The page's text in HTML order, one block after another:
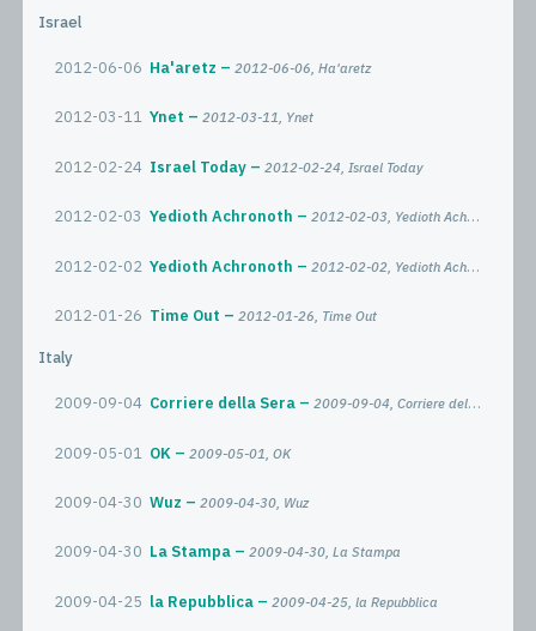
Israel
2012-06-06 Ha'aretz 2012-06-06, Ha'aretz
2012-03-11 Ynet 2012-03-11, Ynet
2012-02-24 Israel Today 2012-02-24, Israel Today
2012-02-03 Yedioth Achronoth 2012-02-03, Yedioth Achronoth
2012-02-02 Yedioth Achronoth 2012-02-02, Yedioth Achronoth
2012-01-26 Time Out 2012-01-26, Time Out
Italy
2009-09-04 Corriere della Sera 2009-09-04, Corriere della Sera
2009-05-01 OK 2009-05-01, OK
2009-04-30 Wuz 2009-04-30, Wuz
2009-04-30 La Stampa 2009-04-30, La Stampa
2009-04-25 la Repubblica 2009-04-25, la Repubblica